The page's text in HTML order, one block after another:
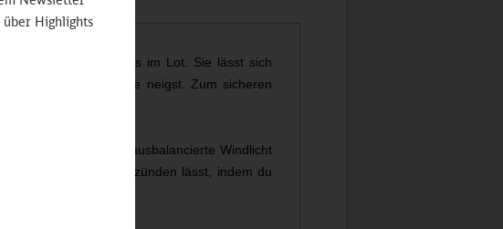
Die Kerze bleibt stets im Lot. Sie lässt sich
etwas zur Seite neigst. Zum sicheren
geschützt.
im Lot. Das perfekt ausbalancierte Windlicht
Streichholz entzünden lässt, indem du
über Highlights